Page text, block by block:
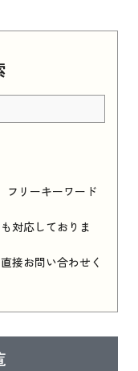
フリーキーワード
対応しておりま
接お問い合わせく
品買取価格はこ
品買取価格はこち